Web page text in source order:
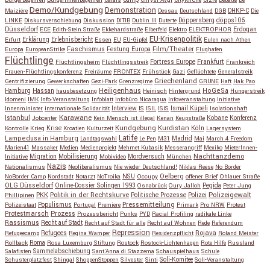
Maiziére Demo/Kundgebung Demonstration Dessau Deutschland DGB DHKP-C Die
LINKE Diskursverschiebung Diskussion DITIB Dublin III Duterte Döppersberg döpps105
Düsseldorf ECE Edith-Stein Straße Ekkehardstraße Elberfeld Elektro ELEKTROPHOR Erdogan
Erfurt Erklärung Erlebnisbericht Essen EU EU-Gipfel EU-Krisenpolitik Eulen nach Athen
Europa EuropeanStrike Faschismus Festung Europa Film/Theater Flughafen
Flüchtlinge Flüchtlingsheim Flüchtlingsstreik Fortress Europe Frankfurt Frankreich
Frauen-Flüchtlingskonferenz Freiräume FRONTEX Frühstück Gazi Geflüchtete Generalstreik
Gentrifizierung Gewerkschaften Gezi-Park Grenzregime Griechenland GRÜNE Haft Hak Pao
Hamburg Hassan hausbesetzung Heiligenhaus Heinisch Hintergrund HoGeSa Hungerstreik
Idomeni IMK Info-Veranstaltung Infoblatt Infobüro Nicaragua Infoveranstaltung Initiative
Innenminister internationale Solidarität Interview IS ISIL ISIS Ismail Küpeli Isolationshaft
Istanbul Jobcenter Karawane Kein Mensch ist illegal Kenan Keupstraße Kobane Konferenz
Kontrolle Krieg Krise Kroatien Kulturzeit Kundgebung Kurdistan Köln Lagersystem
Lampedusa in Hamburg Landtagswahl Latife Le Pen M31 Madrid Mai March 4 Freedom
Marien41 Massaker Medien Medienprojekt Mehmet Kubasik Messerangriff Mexiko MieterInnen-
Initiative Migration Mobilisierung Mobivideo Mordversuch München Nachttanzdemo
Nationalismus Nazis Neoliberalismus Nie wieder Deutschland! Niklas Reese No Border
NoBorder Camp Nordstadt Notarzt NoTroika NSU Occupy Oelberg offener Brief Ohlauer Straße
OLG Düsseldorf Online-Dossier Solingen 1993 Osnabrück Oury Jalloh Pegida Peter Jung
Phillipinen PKK Politik in der Rechtskurve Politische Prozesse Polizei Polizeigewalt
Polizeistaat Populismus Portugal Premiere Pressemitteilung Primark Pro NRW Protest
Protestmarsch Prozess Prozessbericht Punks PYD Racial Profiling radikale Linke
Rassismus Recht auf Stadt Recht auf Stadt für alle Recht auf Wohnen Rede Referendum
Refugeecamp Refugees Regina Wamper Repression Residenzpflicht Rojava Roland Meister
Rollback Roma Rosa Luxemburg Stiftung Rostock Rostock-Lichtenhagen Rote Hilfe Russland
Salafisten Sammelabschiebung Sant'Anna di Stazzema Schauspielhaus Schule
Schusterplatzfest Shingal ShoppenStoppen Silvester Sinti Soli-Komitee Soli-Veranstaltung